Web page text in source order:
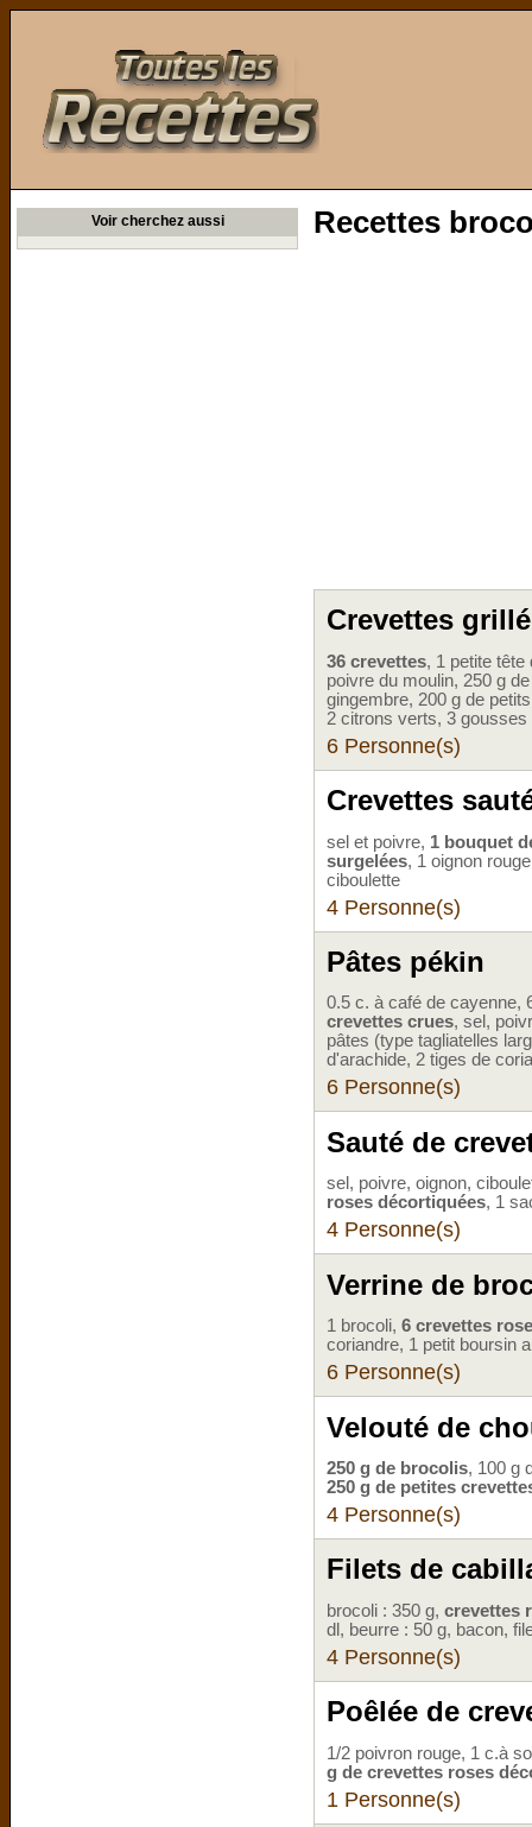
Voir cherchez aussi Recettes
Crevettes
36 crevettes, 1 petite tête
poivre du moulin, 250 g
gingembre, 200 g de
2 citrons verts, 3 gousses
6 Personne(s)
Crevettes
sel et poivre, 1 bouquet
surgelées, 1 oignon
ciboulette
4 Personne(s)
Pâtes pékin
0.5 c. à café de cayenne,
crevettes crues, sel,
pâtes (type tagliatelles
d'arachide, 2 tiges de
6 Personne(s)
Sauté de
sel, poivre, oignon,
roses décortiquées, 1
4 Personne(s)
Verrine de
1 brocoli, 6 crevettes
coriandre, 1 petit boursin
6 Personne(s)
Velouté de
250 g de brocolis, 100 g
250 g de petites
4 Personne(s)
Filets de
brocoli : 350 g, crevettes
dl, beurre : 50 g, bacon,
4 Personne(s)
Poêlée de
1/2 poivron rouge, 1 c.à
g de crevettes roses
1 Personne(s)